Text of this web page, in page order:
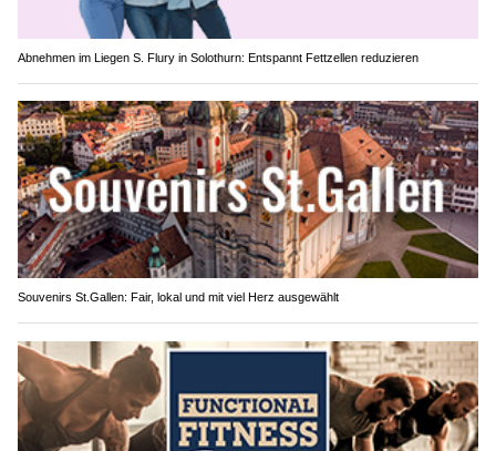
Abnehmen im Liegen S. Flury in Solothurn: Entspannt Fettzellen reduzieren
Souvenirs St.Gallen: Fair, lokal und mit viel Herz ausgewählt